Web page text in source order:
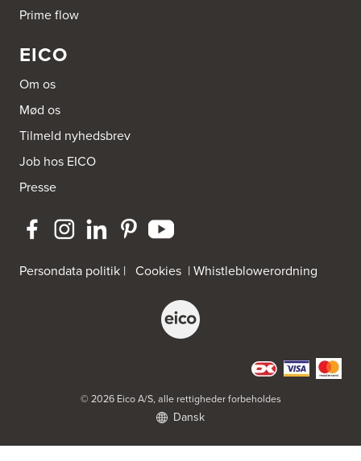
Prime flow
EICO
Om os
Mød os
Tilmeld nyhedsbrev
Job hos EICO
Presse
Persondata politik | Cookies |Whistleblowerordning
© 2026 Eico A/S, alle rettigheder forbeholdes
Dansk